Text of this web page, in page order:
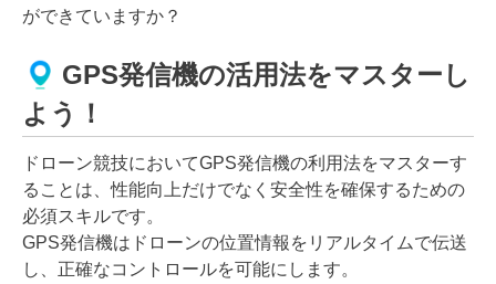
ができていますか？
GPS発信機の活用法をマスターし
よう！
ドローン競技においてGPS発信機の利用法をマスターす
ることは、性能向上だけでなく安全性を確保するための
必須スキルです。
GPS発信機はドローンの位置情報をリアルタイムで伝送
し、正確なコントロールを可能にします。